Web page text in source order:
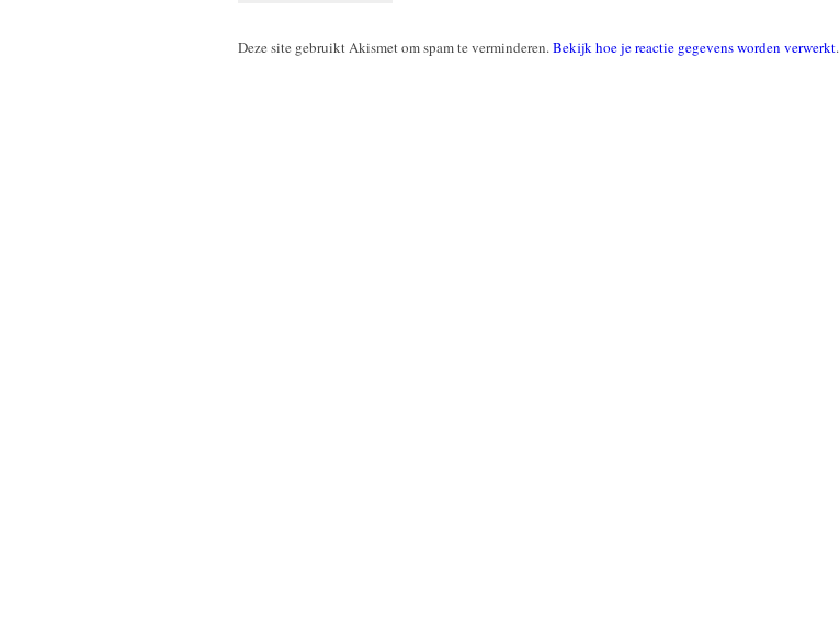
Deze site gebruikt Akismet om spam te verminderen.Bekijk hoe je reactie gegevens worden verwerkt.